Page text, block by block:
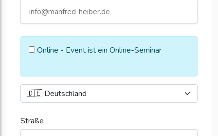
Online - Event ist ein Online-Seminar
Straße